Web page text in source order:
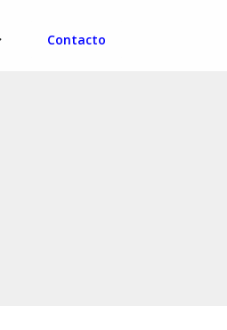
Contacto